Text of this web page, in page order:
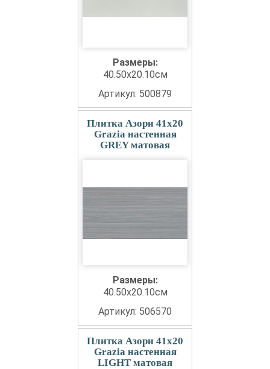
Размеры:
40.50x20.10см
Артикул: 500879
Плитка Азори 41x20
Grazia настенная
GREY матовая
Размеры:
40.50x20.10см
Артикул: 506570
Плитка Азори 41x20
Grazia настенная
LIGHT матовая